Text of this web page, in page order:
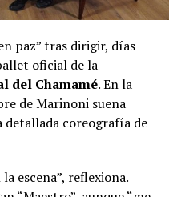
paz” tras dirigir, días
oficial de la
del Chamamé. En la
de Marinoni suena
detallada coreografía de
escena”, reflexiona.